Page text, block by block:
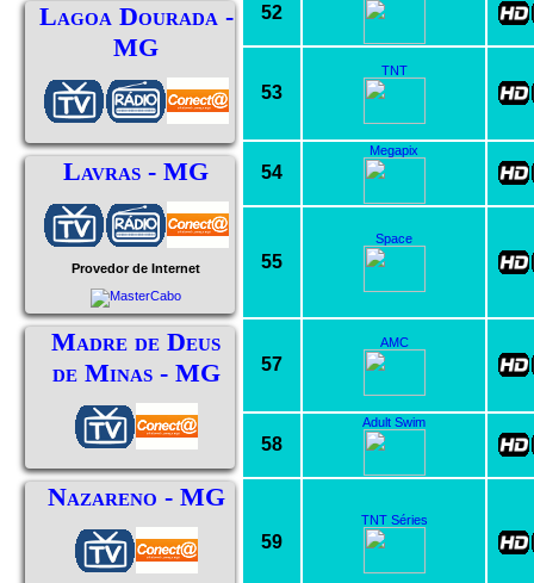
Lagoa Dourada -
MG
Lavras - MG
Provedor de Internet
Madre de Deus
de Minas - MG
Nazareno - MG
52
53
TNT
54
Megapix
55
Space
57
AMC
58
Adult Swim
59
TNT Séries